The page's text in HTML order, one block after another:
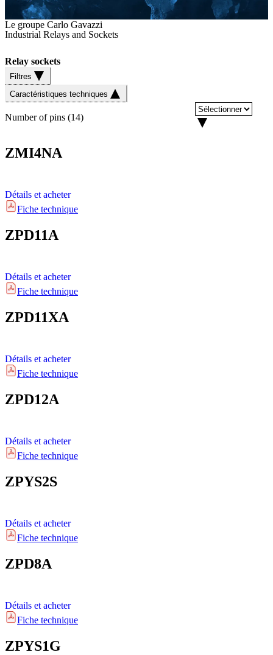
Le groupe Carlo Gavazzi
Industrial Relays and Sockets
Relay sockets
Filtres
Caractéristiques techniques
Number of pins (14)
ZMI4NA
Détails et acheter
Fiche technique
ZPD11A
Détails et acheter
Fiche technique
ZPD11XA
Détails et acheter
Fiche technique
ZPD12A
Détails et acheter
Fiche technique
ZPYS2S
Détails et acheter
Fiche technique
ZPD8A
Détails et acheter
Fiche technique
ZPYS1G